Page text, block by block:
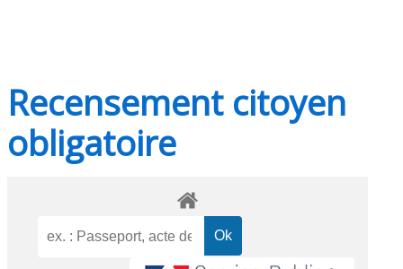
Recensement citoyen
obligatoire